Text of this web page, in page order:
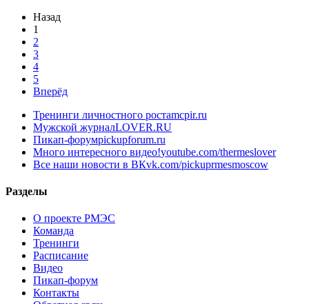
Назад
1
2
3
4
5
Вперёд
Тренинги личностного ростаmcpir.ru
Мужской журналLOVER.RU
Пикап-форумpickupforum.ru
Много интересного видео!youtube.com/thermeslover
Все наши новости в ВКvk.com/pickuprmesmoscow
Разделы
О проекте РМЭС
Команда
Тренинги
Расписание
Видео
Пикап-форум
Контакты